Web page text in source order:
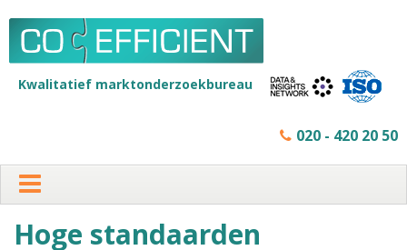
content
Kwalitatief marktonderzoekbureau
020 - 420 20 50
Hoge standaarden